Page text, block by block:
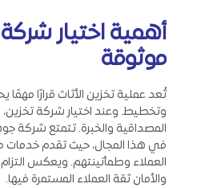
أهمية اختيار
موثوقة
تُعد عملية تخزين الأثاث قرارًا مهمًا
وتخطيط. وعند اختيار شركة
المصداقية والخبرة. تتمتع شركة
في هذا المجال، حيث تقدم خدمات
العملاء وطمأنينتهم. ويعكس التزام
والأمان ثقة العملاء المستمرة فيها.